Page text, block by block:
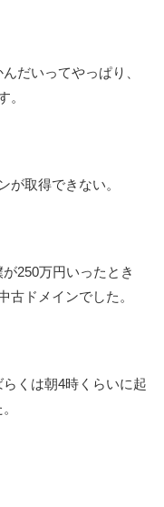
だいってやっぱり、
。
が取得できない。
250万円いったとき
古ドメインでした。
くは朝4時くらいに起